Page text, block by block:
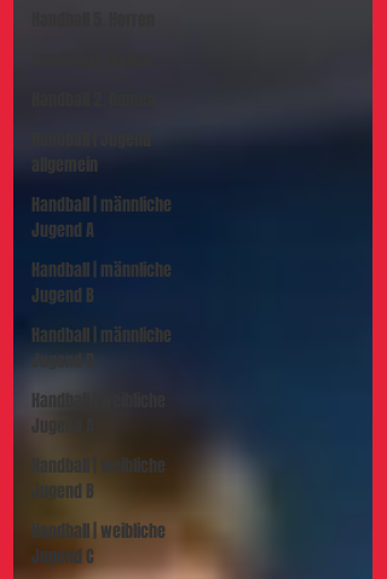
allgemein
Handball | männliche
Jugend A
Handball | männliche
Jugend B
Handball | männliche
Handball | weibliche
Jugend A
Handball | weibliche
Jugend B
Handball | weibliche
Jugend C